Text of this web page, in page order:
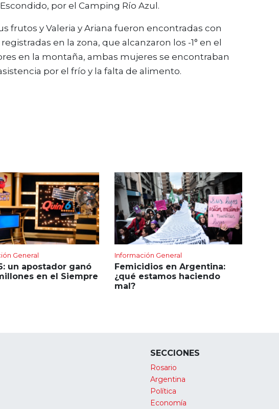
por el Camping Río Azul.
frutos y Valeria y Ariana fueron encontradas con
en la zona, que alcanzaron los -1° en el
en la montaña, ambas mujeres se encontraban
por el frío y la falta de alimento.
General
un apostador ganó
en el Siempre
Información General
Femicidios en Argentina:
¿qué estamos haciendo
mal?
SECCIONES
Rosario
Argentina
Política
Economía